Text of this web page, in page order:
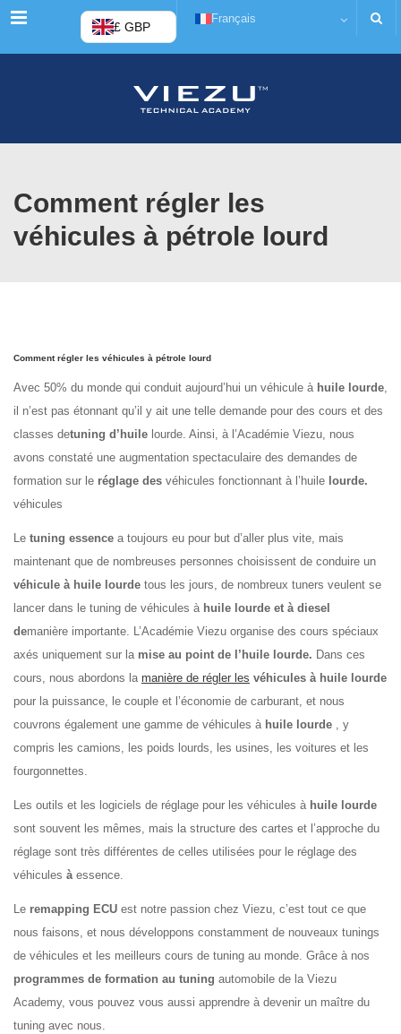
Menu £ GBP
Français
Comment régler les
véhicules à pétrole lourd
Comment régler les véhicules à pétrole lourd
Avec 50% du monde qui conduit aujourd’hui un véhicule à huile lourde,
il n’est pas étonnant qu’il y ait une telle demande pour des cours et des
classes detuning d’huile lourde. Ainsi, à l’Académie Viezu, nous
avons constaté une augmentation spectaculaire des demandes de
formation sur le réglage des véhicules fonctionnant à l’huile lourde.
véhicules
Le tuning essence a toujours eu pour but d’aller plus vite, mais
maintenant que de nombreuses personnes choisissent de conduire un
véhicule à huile lourde tous les jours, de nombreux tuners veulent se
lancer dans le tuning de véhicules à huile lourde et à diesel
demanière importante. L’Académie Viezu organise des cours spéciaux
axés uniquement sur lamise au point de l’huile lourde. Dans ces
cours, nous abordons la manière de régler les véhicules à huile lourde
pour la puissance, le couple et l’économie de carburant, et nous
couvrons également une gamme de véhicules à huile lourde , y
compris les camions, les poids lourds, les usines, les voitures et les
fourgonnettes.
Les outils et les logiciels de réglage pour les véhicules à huile lourde
sont souvent les mêmes, mais la structure des cartes et l’approche du
réglage sont très différentes de celles utilisées pour le réglage des
véhicules à essence.
Le remapping ECU est notre passion chez Viezu, c’est tout ce que
nous faisons, et nous développons constamment de nouveaux tunings
de véhicules et les meilleurs cours de tuning au monde. Grâce à nos
programmes de formation au tuning automobile de la Viezu
Academy, vous pouvez vous aussi apprendre à devenir un maître du
tuning avec nous.